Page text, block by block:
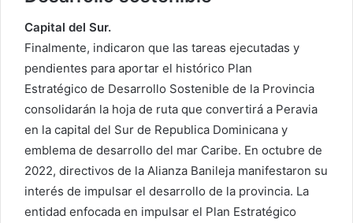
Capital del Sur.
Finalmente, indicaron que las tareas ejecutadas y
pendientes para aportar el histórico Plan
Estratégico de Desarrollo Sostenible de la Provincia
consolidarán la hoja de ruta que convertirá a Peravia
en la capital del Sur de Republica Dominicana y
emblema de desarrollo del mar Caribe. En octubre de
2022, directivos de la Alianza Banileja manifestaron su
interés de impulsar el desarrollo de la provincia. La
entidad enfocada en impulsar el Plan Estratégico